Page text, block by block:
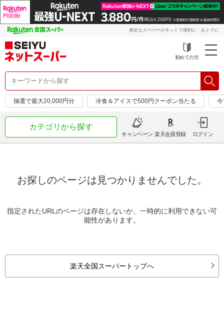
身近なスーパーがネットで便利に・おトクに
初めての方
抽選で最大20,000円分 冷食＆アイスで500円クーポン当たる
カテゴリから探す
キャンペーン 楽天会員登録 ログイン
お探しのページは見つかりませんでした。
指定されたURLのページは存在しないか、一時的に利用できない可
能性があります。
楽天全国スーパートップへ